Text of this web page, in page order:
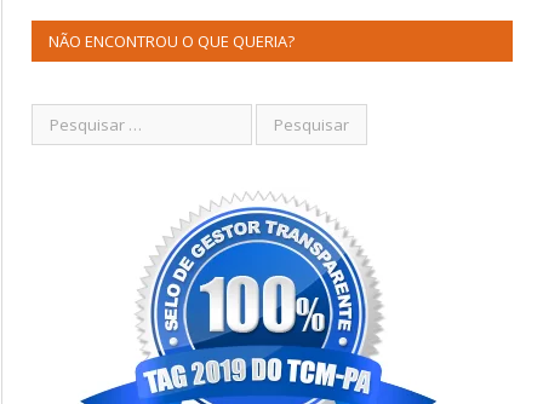
NÃO ENCONTROU O QUE QUERIA?